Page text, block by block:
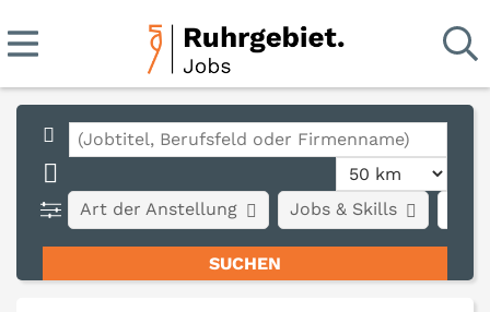
Art der Anstellung Jobs & Skills